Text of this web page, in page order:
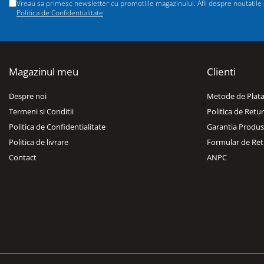
Dulapuri, Module, Cutii
Module pentru dulapuri
Chei/Tubulare/Biti
Biti
Tubulare
Chei cu clichet, fixe, speciale
Truse si seturi
Extractoare suruburi
Poansoane / Punctatoare /
Vreau sa primesc newsletter cu promotiile magazinului. Afli despre
Politica de Confidentialitate
Magazinul meu
Despre noi
Termeni si Conditii
Politica de Confidentialitate
Politica de livrare
Contact
Clienti
Metode de Plata
Politica de Retur
Garantia
Formular de
ANPC